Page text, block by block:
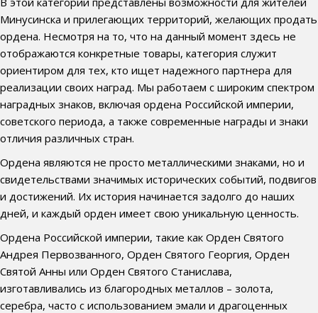
Минусинска и прилегающих территорий, желающих продать
ордена. Несмотря на то, что на данный момент здесь не
отображаются конкретные товары, категория служит
ориентиром для тех, кто ищет надежного партнера для
реализации своих наград. Мы работаем с широким спектром
наградных знаков, включая ордена Российской империи,
советского периода, а также современные награды и знаки
отличия различных стран.
Ордена являются не просто металлическими знаками, но и
свидетельствами значимых исторических событий, подвигов
и достижений. Их история начинается задолго до наших
дней, и каждый орден имеет свою уникальную ценность.
Ордена Российской империи, такие как Орден Святого
Андрея Первозванного, Орден Святого Георгия, Орден
Святой Анны или Орден Святого Станислава,
изготавливались из благородных металлов – золота,
серебра, часто с использованием эмали и драгоценных